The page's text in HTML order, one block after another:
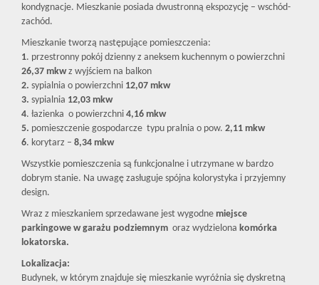
kondygnacje. Mieszkanie posiada dwustronną ekspozycję – wschód-
zachód.
Mieszkanie tworzą następujące pomieszczenia:
1. przestronny pokój dzienny z aneksem kuchennym o powierzchni
26,37 mkwz wyjściem na balkon
2. sypialnia o powierzchni 12,07 mkw
3. sypialnia 12,03 mkw
4. łazienka o powierzchni 4,16 mkw
5. pomieszczenie gospodarcze typu pralnia o pow. 2,11 mkw
6. korytarz – 8,34 mkw
Wszystkie pomieszczenia są funkcjonalne i utrzymane w bardzo
dobrym stanie. Na uwagę zasługuje spójna kolorystyka i przyjemny
design.
Wraz z mieszkaniem sprzedawane jest wygodne miejsce
parkingowe w garażu podziemnym oraz wydzielona komórka
lokatorska.
Lokalizacja:
Budynek, w którym znajduje się mieszkanie wyróżnia się dyskretną